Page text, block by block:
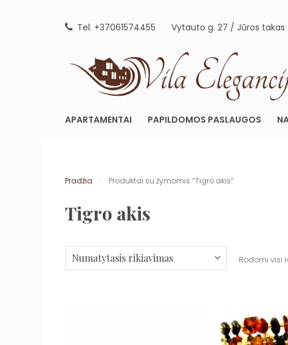
Tel. +37061574455 Vytauto g. 27 / Jūros takas
APARTAMENTAI PAPILDOMOS PASLAUGOS
Pradžia Produktai su žymomis “Tigro akis”
Tigro akis
Rodomi visi